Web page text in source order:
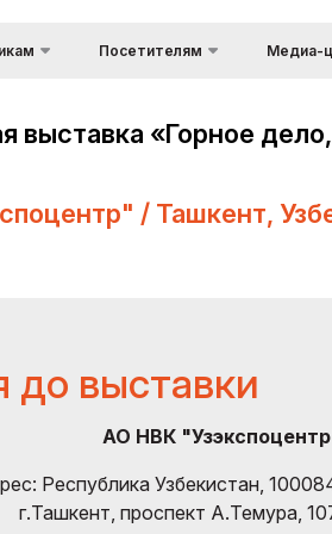
стенд
груза и
Посетителям
Режим работы выставки
Оператор
Медиа-
«Горное
/ Ташкент,
до выставки
АО НВК
Республика Узбекистан,
г.Ташкент, проспект А.Темура,